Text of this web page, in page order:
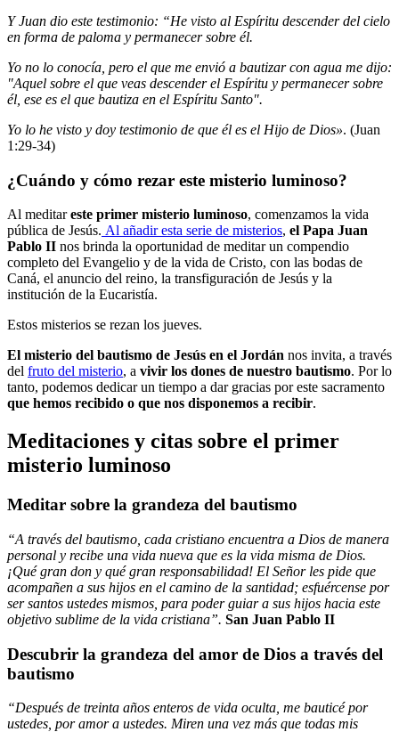
Y Juan dio este testimonio: “He visto al Espíritu descender del cielo
en forma de paloma y permanecer sobre él.
Yo no lo conocía, pero el que me envió a bautizar con agua me dijo:
"Aquel sobre el que veas descender el Espíritu y permanecer sobre
él, ese es el que bautiza en el Espíritu Santo".
Yo lo he visto y doy testimonio de que él es el Hijo de Dios». (Juan
1:29-34)
¿Cuándo y cómo rezar este misterio luminoso?
Al meditareste primer misterio luminoso, comenzamos la vida
pública de Jesús. Al añadir esta serie de misterios, el Papa Juan
Pablo II nos brinda la oportunidad de meditar un compendio
completo del Evangelio y de la vida de Cristo, con las bodas de
Caná, el anuncio del reino, la transfiguración de Jesús y la
institución de la Eucaristía.
Estos misterios se rezan los jueves.
El misterio del bautismo de Jesús en el Jordán nos invita, a través
del fruto del misterio, a vivir los dones de nuestro bautismo. Por lo
tanto, podemos dedicar un tiempo a dar gracias por este sacramento
que hemos recibido o que nos disponemos a recibir.
Meditaciones y citas sobre el primer
misterio luminoso
Meditar sobre la grandeza del bautismo
“A través del bautismo, cada cristiano encuentra a Dios de manera
personal y recibe una vida nueva que es la vida misma de Dios.
¡Qué gran don y qué gran responsabilidad! El Señor les pide que
acompañen a sus hijos en el camino de la santidad; esfuércense por
ser santos ustedes mismos, para poder guiar a sus hijos hacia este
objetivo sublime de la vida cristiana”. San Juan Pablo II
Descubrir la grandeza del amor de Dios a través del
bautismo
“Después de treinta años enteros de vida oculta, me bauticé por
ustedes, por amor a ustedes. Miren una vez más que todas mis